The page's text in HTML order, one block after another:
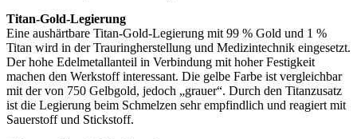
Titan-Gold-Legierung
Eine aushärtbare Titan-Gold-Legierung mit 99 % Gold und 1 %
Titan wird in der Trauringherstellung und Medizintechnik eingesetzt.
Der hohe Edelmetallanteil in Verbindung mit hoher Festigkeit
machen den Werkstoff interessant. Die gelbe Farbe ist vergleichbar
mit der von 750 Gelbgold, jedoch „grauer“. Durch den Titanzusatz
ist die Legierung beim Schmelzen sehr empfindlich und reagiert mit
Sauerstoff und Stickstoff.